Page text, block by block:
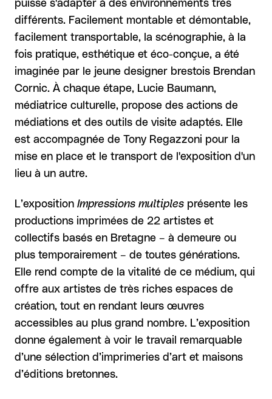
puisse s'adapter à des environnements très
différents. Facilement montable et démontable,
facilement transportable, la scénographie, à la
fois pratique, esthétique et éco-conçue, a été
imaginée par le jeune designer brestois Brendan
Cornic. À chaque étape, Lucie Baumann,
médiatrice culturelle, propose des actions de
médiations et des outils de visite adaptés. Elle
est accompagnée de Tony Regazzoni pour la
mise en place et le transport de l'exposition d'un
lieu à un autre.
L’exposition Impressions multiples présente les
productions imprimées de 22 artistes et
collectifs basés en Bretagne – à demeure ou
plus temporairement – de toutes générations.
Elle rend compte de la vitalité de ce médium, qui
offre aux artistes de très riches espaces de
création, tout en rendant leurs œuvres
accessibles au plus grand nombre. L’exposition
donne également à voir le travail remarquable
d’une sélection d’imprimeries d’art et maisons
d’éditions bretonnes.